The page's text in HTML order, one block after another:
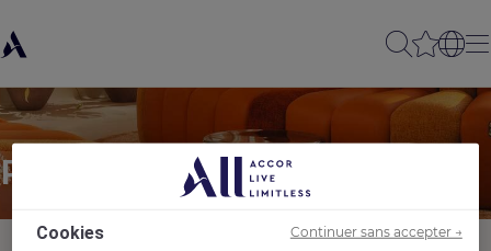
Partager à un(e) ami(e)
Cookies Continuer sans accepter →